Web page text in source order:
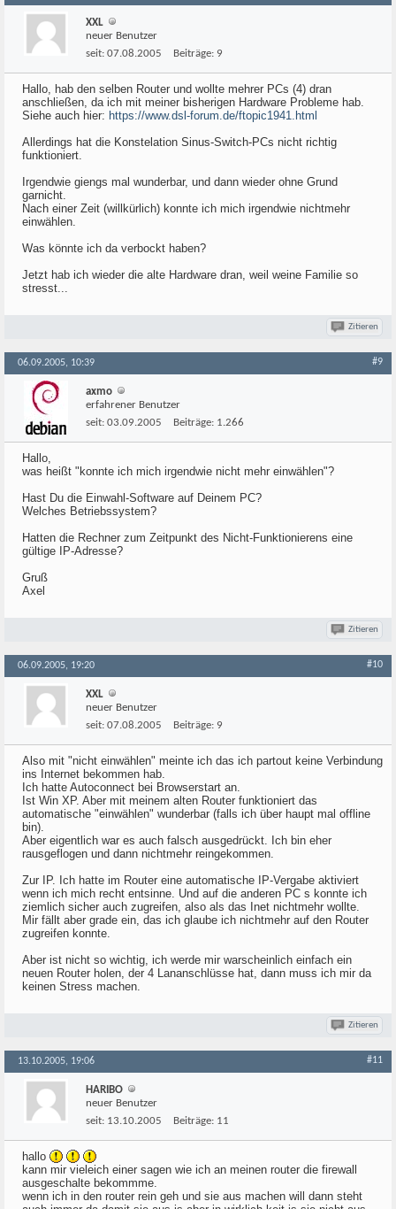
XXL
neuer Benutzer
seit: 07.08.2005 Beiträge: 9
Hallo, hab den selben Router und wollte mehrer PCs (4) dran
anschließen, da ich mit meiner bisherigen Hardware Probleme hab.
Siehe auch hier: https://www.dsl-forum.de/ftopic1941.html
Allerdings hat die Konstelation Sinus-Switch-PCs nicht richtig
funktioniert.
Irgendwie giengs mal wunderbar, und dann wieder ohne Grund
garnicht.
Nach einer Zeit (willkürlich) konnte ich mich irgendwie nichtmehr
einwählen.
Was könnte ich da verbockt haben?
Jetzt hab ich wieder die alte Hardware dran, weil weine Familie so
stresst...
Zitieren
06.09.2005, 10:39 #9
axmo
erfahrener Benutzer
seit: 03.09.2005 Beiträge: 1.266
Hallo,
was heißt "konnte ich mich irgendwie nicht mehr einwählen"?
Hast Du die Einwahl-Software auf Deinem PC?
Welches Betriebssystem?
Hatten die Rechner zum Zeitpunkt des Nicht-Funktionierens eine
gültige IP-Adresse?
Gruß
Axel
Zitieren
06.09.2005, 19:20 #10
XXL
neuer Benutzer
seit: 07.08.2005 Beiträge: 9
Also mit "nicht einwählen" meinte ich das ich partout keine Verbindung
ins Internet bekommen hab.
Ich hatte Autoconnect bei Browserstart an.
Ist Win XP. Aber mit meinem alten Router funktioniert das
automatische "einwählen" wunderbar (falls ich über haupt mal offline
bin).
Aber eigentlich war es auch falsch ausgedrückt. Ich bin eher
rausgeflogen und dann nichtmehr reingekommen.
Zur IP. Ich hatte im Router eine automatische IP-Vergabe aktiviert
wenn ich mich recht entsinne. Und auf die anderen PC s konnte ich
ziemlich sicher auch zugreifen, also als das Inet nichtmehr wollte.
Mir fällt aber grade ein, das ich glaube ich nichtmehr auf den Router
zugreifen konnte.
Aber ist nicht so wichtig, ich werde mir warscheinlich einfach ein
neuen Router holen, der 4 Lananschlüsse hat, dann muss ich mir da
keinen Stress machen.
Zitieren
13.10.2005, 19:06 #11
HARIBO
neuer Benutzer
seit: 13.10.2005 Beiträge: 11
hallo
kann mir vieleich einer sagen wie ich an meinen router die firewall
ausgeschalte bekommme.
wenn ich in den router rein geh und sie aus machen will dann steht